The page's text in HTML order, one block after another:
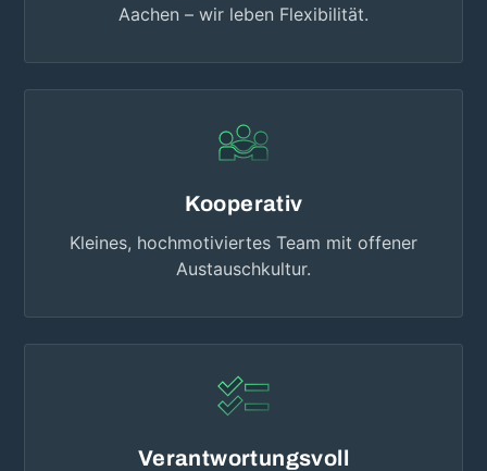
Aachen – wir leben Flexibilität.
Kooperativ
Kleines, hochmotiviertes Team mit offener
Austauschkultur.
Verantwortungsvoll